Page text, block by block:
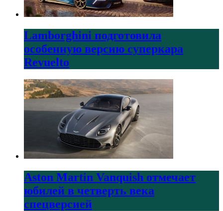
Lamborghini подготовила
особенную версию суперкара
Revuelto
Aston Martin Vanquish отмечает
юбилей в четверть века
спецверсией